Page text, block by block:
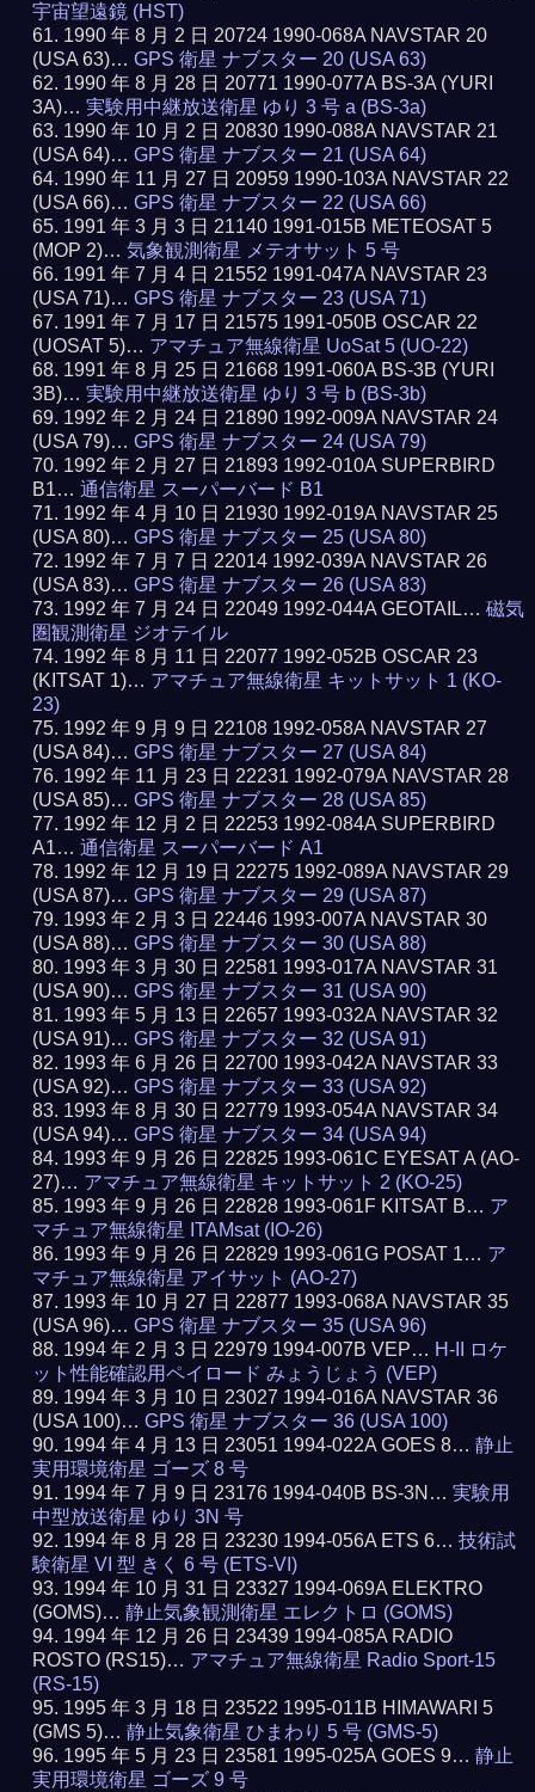
宇宙望遠鏡 (HST)
1990 年 8 月 2 日 20724 1990-068A NAVSTAR 20
(USA 63)…GPS 衛星 ナブスター 20 (USA 63)
1990 年 8 月 28 日 20771 1990-077A BS-3A (YURI
3A)…実験用中継放送衛星 ゆり 3 号 a (BS-3a)
1990 年 10 月 2 日 20830 1990-088A NAVSTAR 21
(USA 64)…GPS 衛星 ナブスター 21 (USA 64)
1990 年 11 月 27 日 20959 1990-103A NAVSTAR 22
(USA 66)…GPS 衛星 ナブスター 22 (USA 66)
1991 年 3 月 3 日 21140 1991-015B METEOSAT 5
(MOP 2)…気象観測衛星 メテオサット 5 号
1991 年 7 月 4 日 21552 1991-047A NAVSTAR 23
(USA 71)…GPS 衛星 ナブスター 23 (USA 71)
1991 年 7 月 17 日 21575 1991-050B OSCAR 22
(UOSAT 5)… アマチュア無線衛星 UoSat 5 (UO-22)
1991 年 8 月 25 日 21668 1991-060A BS-3B (YURI
3B)…実験用中継放送衛星 ゆり 3 号 b (BS-3b)
1992 年 2 月 24 日 21890 1992-009A NAVSTAR 24
(USA 79)…GPS 衛星 ナブスター 24 (USA 79)
1992 年 2 月 27 日 21893 1992-010A SUPERBIRD
B1…通信衛星 スーパーバード B1
1992 年 4 月 10 日 21930 1992-019A NAVSTAR 25
(USA 80)…GPS 衛星 ナブスター 25 (USA 80)
1992 年 7 月 7 日 22014 1992-039A NAVSTAR 26
(USA 83)…GPS 衛星 ナブスター 26 (USA 83)
1992 年 7 月 24 日 22049 1992-044A GEOTAIL…磁気
圏観測衛星 ジオテイル
1992 年 8 月 11 日 22077 1992-052B OSCAR 23
(KITSAT 1)… アマチュア無線衛星 キットサット 1 (KO-
23)
1992 年 9 月 9 日 22108 1992-058A NAVSTAR 27
(USA 84)…GPS 衛星 ナブスター 27 (USA 84)
1992 年 11 月 23 日 22231 1992-079A NAVSTAR 28
(USA 85)…GPS 衛星 ナブスター 28 (USA 85)
1992 年 12 月 2 日 22253 1992-084A SUPERBIRD
A1…通信衛星 スーパーバード A1
1992 年 12 月 19 日 22275 1992-089A NAVSTAR 29
(USA 87)…GPS 衛星 ナブスター 29 (USA 87)
1993 年 2 月 3 日 22446 1993-007A NAVSTAR 30
(USA 88)…GPS 衛星 ナブスター 30 (USA 88)
1993 年 3 月 30 日 22581 1993-017A NAVSTAR 31
(USA 90)…GPS 衛星 ナブスター 31 (USA 90)
1993 年 5 月 13 日 22657 1993-032A NAVSTAR 32
(USA 91)…GPS 衛星 ナブスター 32 (USA 91)
1993 年 6 月 26 日 22700 1993-042A NAVSTAR 33
(USA 92)…GPS 衛星 ナブスター 33 (USA 92)
1993 年 8 月 30 日 22779 1993-054A NAVSTAR 34
(USA 94)…GPS 衛星 ナブスター 34 (USA 94)
1993 年 9 月 26 日 22825 1993-061C EYESAT A (AO-
27)… アマチュア無線衛星 キットサット 2 (KO-25)
1993 年 9 月 26 日 22828 1993-061F KITSAT B… ア
マチュア無線衛星 ITAMsat (IO-26)
1993 年 9 月 26 日 22829 1993-061G POSAT 1… ア
マチュア無線衛星 アイサット (AO-27)
1993 年 10 月 27 日 22877 1993-068A NAVSTAR 35
(USA 96)…GPS 衛星 ナブスター 35 (USA 96)
1994 年 2 月 3 日 22979 1994-007B VEP… H-II ロケ
ット性能確認用ペイロード みょうじょう (VEP)
1994 年 3 月 10 日 23027 1994-016A NAVSTAR 36
(USA 100)…GPS 衛星 ナブスター 36 (USA 100)
1994 年 4 月 13 日 23051 1994-022A GOES 8…静止
実用環境衛星 ゴーズ 8 号
1994 年 7 月 9 日 23176 1994-040B BS-3N…実験用
中型放送衛星 ゆり 3N 号
1994 年 8 月 28 日 23230 1994-056A ETS 6…技術試
験衛星 VI 型 きく 6 号 (ETS-VI)
1994 年 10 月 31 日 23327 1994-069A ELEKTRO
(GOMS)…静止気象観測衛星 エレクトロ (GOMS)
1994 年 12 月 26 日 23439 1994-085A RADIO
ROSTO (RS15)… アマチュア無線衛星 Radio Sport-15
(RS-15)
1995 年 3 月 18 日 23522 1995-011B HIMAWARI 5
(GMS 5)…静止気象衛星 ひまわり 5 号 (GMS-5)
1995 年 5 月 23 日 23581 1995-025A GOES 9…静止
実用環境衛星 ゴーズ 9 号